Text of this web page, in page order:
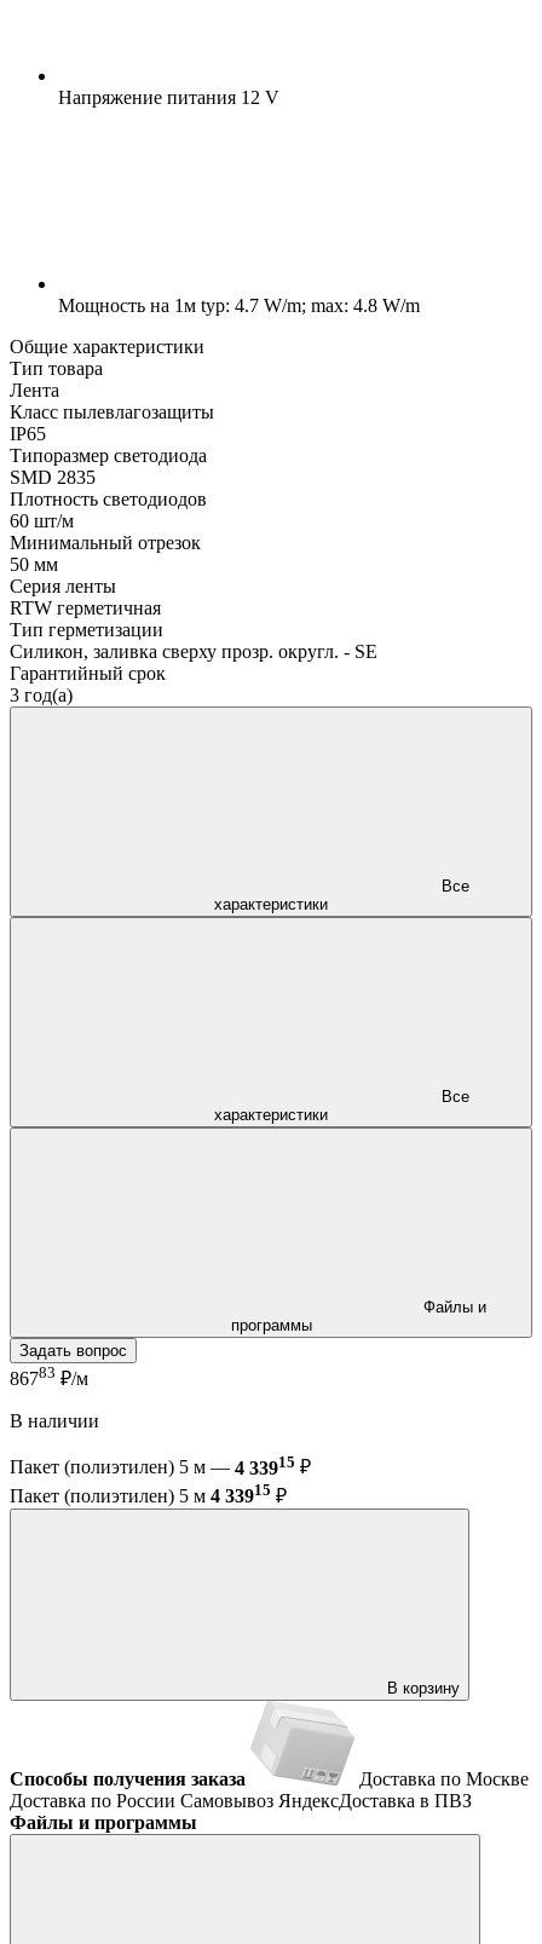
Напряжение питания 12 V
Мощность на 1м typ: 4.7 W/m; max: 4.8 W/m
Общие характеристики
Тип товара
Лента
Класс пылевлагозащиты
IP65
Типоразмер светодиода
SMD 2835
Плотность светодиодов
60 шт/м
Минимальный отрезок
50 мм
Серия ленты
RTW герметичная
Тип герметизации
Силикон, заливка сверху прозр. округл. - SE
Гарантийный срок
3 год(а)
характеристики
характеристики
программы
Задать вопрос
86783 ₽/м
В наличии
Пакет (полиэтилен) 5 м — 4 33915 ₽
Пакет (полиэтилен) 5 м 4 33915 ₽
В корзину
Способы получения заказа
Доставка по Москве
Доставка по России Самовывоз ЯндексДоставка в ПВЗ
Файлы и программы